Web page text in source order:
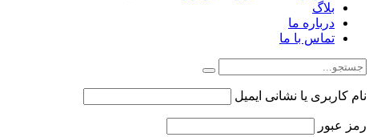
بلاگ
درباره ما
تماس با ما
نام کاربری یا نشانی ایمیل
رمز عبور